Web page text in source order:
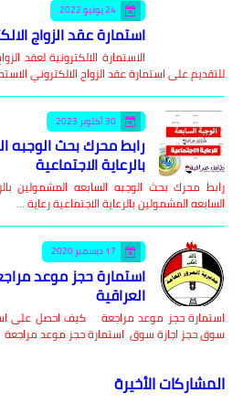
24 يونيو 2022
استمارة عقد الزواج
الاستمارة الالكترونية لعقد
للتقديم على استمارة عقد الزواج الالكتروني
30 أكتوبر 2023
رابط محرك بحث الوجبه
بالرعاية الاجتماعية
رابط محرك بحث الوجبه السابعه المشمولين
السابعه المشمولين بالرعاية الاجتماعية رعاية …
17 ديسمبر 2020
استمارة حجز موعد
العراقية
استمارة حجز موعد مراجعة كيف احصل على
سوق حجز اجازة سوق استمارة حجز موعد
المشاركات الأخيرة